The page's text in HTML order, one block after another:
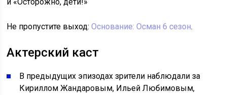
Не пропустите выход:Основание: Осман 6 сезон.
Актерский каст
В предыдущих эпизодах зрители наблюдали за
Кириллом Жандаровым, Ильей Любимовым,